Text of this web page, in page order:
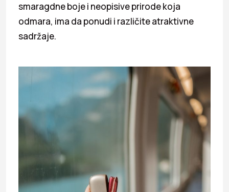
smaragdne boje i neopisive prirode koja
odmara, ima da ponudi i različite atraktivne
sadržaje.